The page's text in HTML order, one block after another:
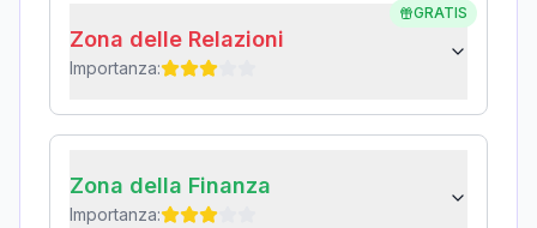
GRATIS
Zona delle Relazioni
Importanza:
Zona della Finanza
Importanza: